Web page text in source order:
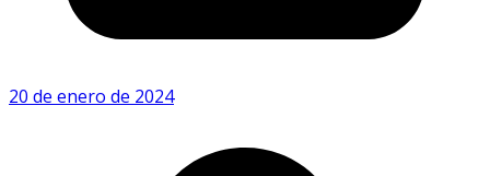
20 de enero de 2024